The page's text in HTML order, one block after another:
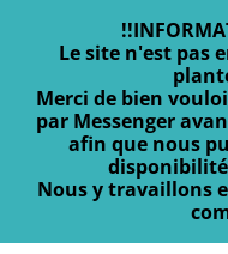
Le site n'est pas
Merci de bien
par Messenger
afin que nous
disponibilité
Nous y travaillons